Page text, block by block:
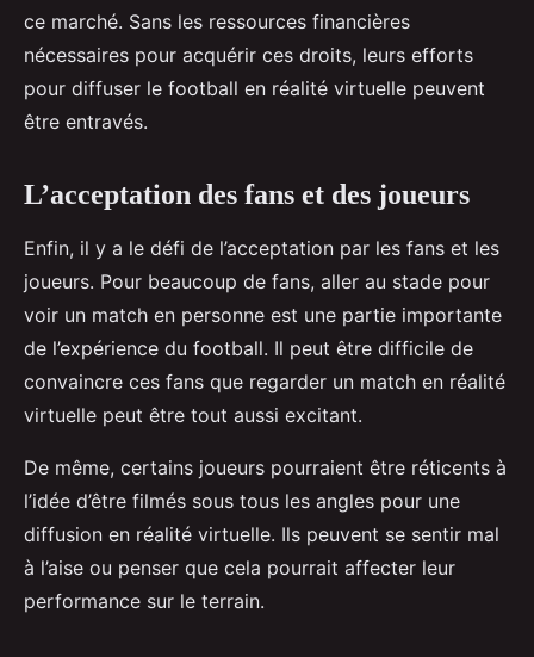
ce marché. Sans les ressources financières
nécessaires pour acquérir ces droits, leurs efforts
pour diffuser le football en réalité virtuelle peuvent
être entravés.
L’acceptation des fans et des joueurs
Enfin, il y a le défi de l’acceptation par les fans et les
joueurs. Pour beaucoup de fans, aller au stade pour
voir un match en personne est une partie importante
de l’expérience du football. Il peut être difficile de
convaincre ces fans que regarder un match en réalité
virtuelle peut être tout aussi excitant.
De même, certains joueurs pourraient être réticents à
l’idée d’être filmés sous tous les angles pour une
diffusion en réalité virtuelle. Ils peuvent se sentir mal
à l’aise ou penser que cela pourrait affecter leur
performance sur le terrain.